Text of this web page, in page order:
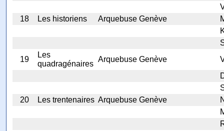
18
Les historiens Arquebuse Genève
19
Les
quadragénaires
Arquebuse Genève
20
Les trentenaires Arquebuse Genève